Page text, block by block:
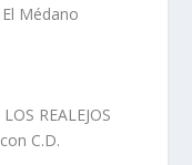
Médano
REALEJOS
C.D.